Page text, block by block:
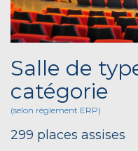
Salle de
catégorie
(selon réglement ERP)
299 places assises